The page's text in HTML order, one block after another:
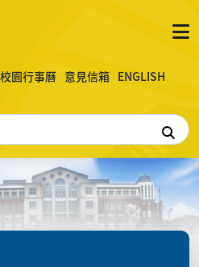
校園行事曆 意見信箱 ENGLISH
搜尋